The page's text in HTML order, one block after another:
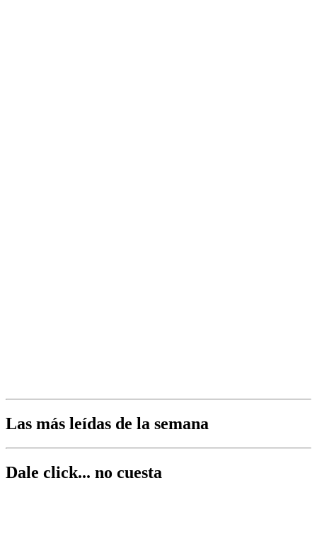
Las más leídas de la semana
Dale click... no cuesta